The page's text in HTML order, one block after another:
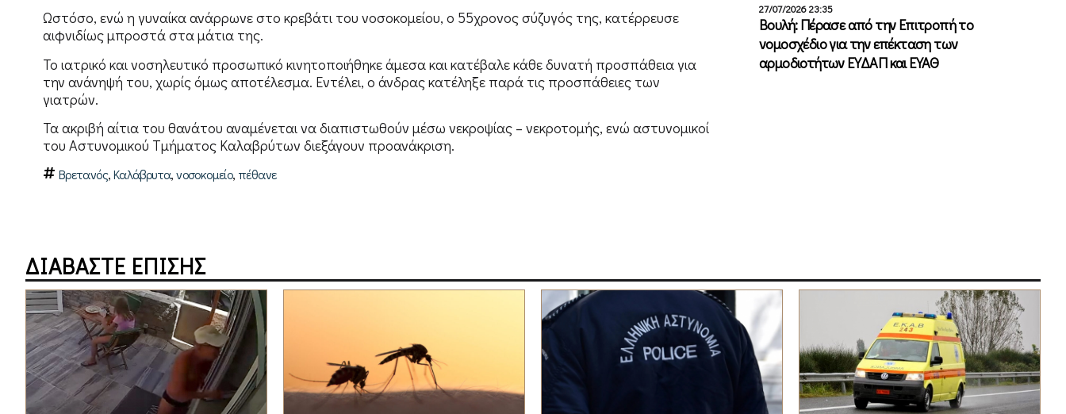
Ωστόσο, ενώ η γυναίκα ανάρρωνε στο κρεβάτι του νοσοκομείου, ο 55χρονος σύζυγός της, κατέρρευσε
αιφνιδίως μπροστά στα μάτια της.
Το ιατρικό και νοσηλευτικό προσωπικό κινητοποιήθηκε άμεσα και κατέβαλε κάθε δυνατή προσπάθεια για
την ανάνηψή του, χωρίς όμως αποτέλεσμα. Εντέλει, ο άνδρας κατέληξε παρά τις προσπάθειες των
γιατρών.
Τα ακριβή αίτια του θανάτου αναμένεται να διαπιστωθούν μέσω νεκροψίας – νεκροτομής, ενώ αστυνομικοί
του Αστυνομικού Τμήματος Καλαβρύτων διεξάγουν προανάκριση.
Βρετανός,Καλάβρυτα,νοσοκομείο, πέθανε
27/07/2026 23:35
Βουλή: Πέρασε από την Επιτροπή το
νομοσχέδιο για την επέκταση των
αρμοδιοτήτων ΕΥΔΑΠ και ΕΥΑΘ
ΔΙΑΒΑΣΤΕ ΕΠΙΣΗΣ